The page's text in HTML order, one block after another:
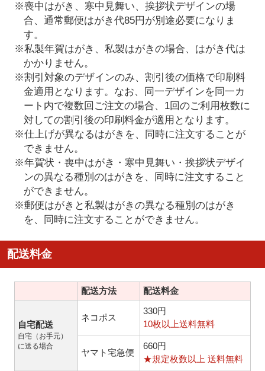
※喪中はがき、寒中見舞い、挨拶状デザインの場
合、通常郵便はがき代85円が別途必要になりま
す。
※私製年賀はがき、私製はがきの場合、はがき代は
かかりません。
※割引対象のデザインのみ、割引後の価格で印刷料
金適用となります。なお、同一デザインを同一カ
ート内で複数回ご注文の場合、1回のご利用枚数に
対しての割引後の印刷料金が適用となります。
※仕上げが異なるはがきを、同時に注文することが
できません。
※年賀状・喪中はがき・寒中見舞い・挨拶状デザイ
ンの異なる種別のはがきを、同時に注文すること
ができません。
※郵便はがきと私製はがきの異なる種別のはがき
を、同時に注文することができません。
配送料金
配送方法 配送料金
自宅配送
自宅（お手元）
に送る場合
ネコポス
330円
10枚以上送料無料
ヤマト宅急便
660円
★規定枚数以上 送料無料